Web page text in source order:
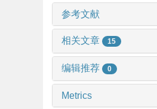
参考文献
相关文章 15
编辑推荐 0
Metrics